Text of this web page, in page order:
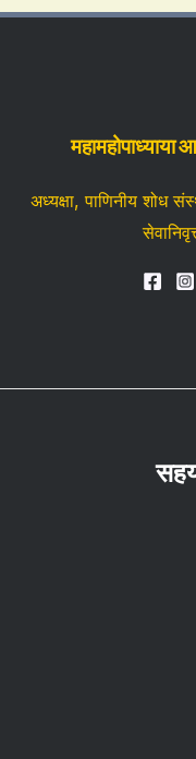
महामहोपाध्याया
अध्यक्षा, पाणिनीय शोध